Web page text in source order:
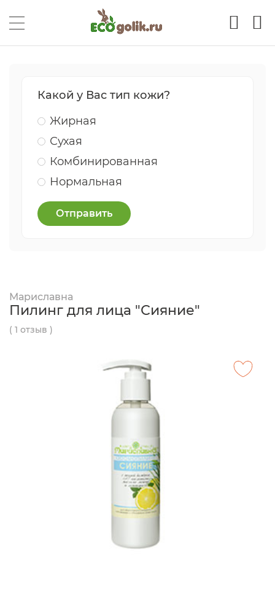
Какой у Вас тип кожи?
Жирная
Сухая
Комбинированная
Нормальная
Отправить
Мариславна
Пилинг для лица "Сияние"
( 1 отзыв )